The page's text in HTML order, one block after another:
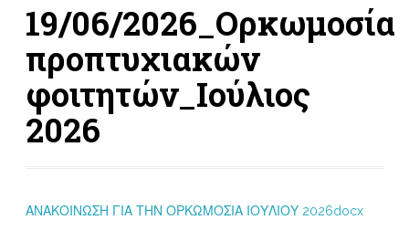
19/06/2026_Ορκωμοσία
προπτυχιακών
φοιτητών_Ιούλιος
2026
ΑΝΑΚΟΙΝΩΣΗ ΓΙΑ ΤΗΝ ΟΡΚΩΜΟΣΙΑ ΙΟΥΛΙΟΥ 2026docx